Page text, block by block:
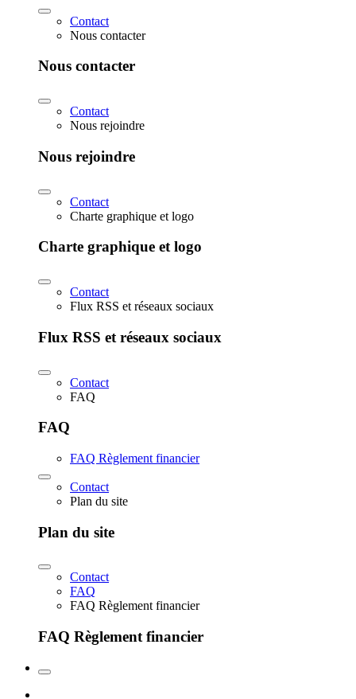
Contact
Nous contacter
Nous contacter
Contact
Nous rejoindre
Nous rejoindre
Contact
Charte graphique et logo
Charte graphique et logo
Contact
Flux RSS et réseaux sociaux
Flux RSS et réseaux sociaux
Contact
FAQ
FAQ
FAQ Règlement financier
Contact
Plan du site
Plan du site
Contact
FAQ
FAQ Règlement financier
FAQ Règlement financier